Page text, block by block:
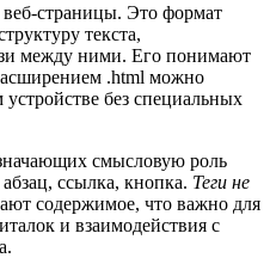
страницы. Это формат
текста,
между ними. Его понимают
.html можно
без специальных
смысловую роль
ссылка, кнопка. Теги не
содержимое, что важно для
и взаимодействия с